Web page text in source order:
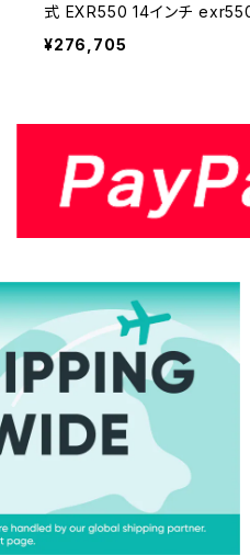
式 EXR550 14インチ
質コンクリート・みかげ石な
0-14-05
¥276,705